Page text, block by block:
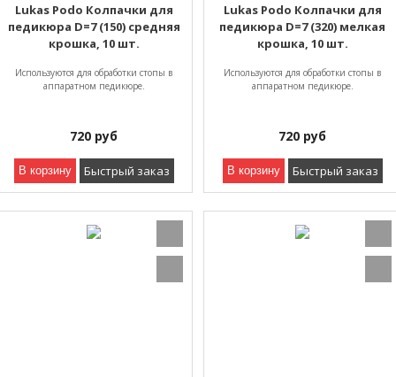
Lukas Podo Колпачки для
педикюра D=7 (150) средняя
крошка, 10 шт.
Используются для обработки стопы в
аппаратном педикюре.
720 руб
В корзину Быстрый заказ
Lukas Podo Колпачки для
педикюра D=7 (320) мелкая
крошка, 10 шт.
Используются для обработки стопы в
аппаратном педикюре.
720 руб
В корзину Быстрый заказ